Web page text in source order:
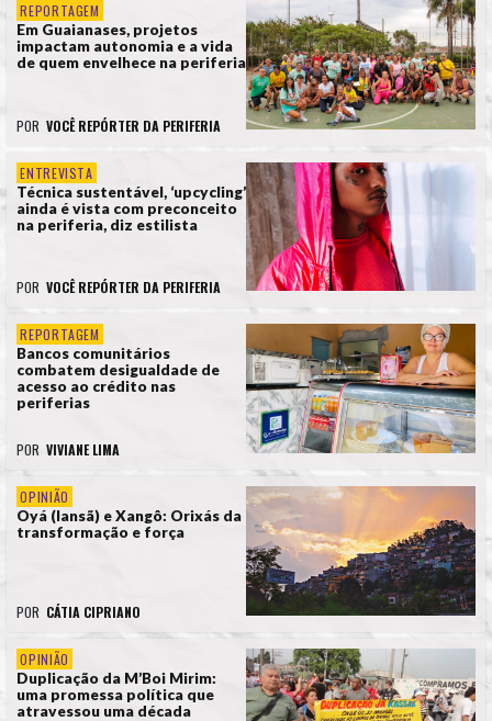
REPORTAGEM
Em Guaianases, projetos
impactam autonomia e a vida
de quem envelhece na periferia
POR VOCÊ REPÓRTER DA PERIFERIA
ENTREVISTA
Técnica sustentável, ‘upcycling’
ainda é vista com preconceito
na periferia, diz estilista
POR VOCÊ REPÓRTER DA PERIFERIA
REPORTAGEM
Bancos comunitários
combatem desigualdade de
acesso ao crédito nas
periferias
POR VIVIANE LIMA
OPINIÃO
Oyá (Iansã) e Xangô: Orixás da
transformação e força
POR CÁTIA CIPRIANO
OPINIÃO
Duplicação da M’Boi Mirim:
uma promessa política que
atravessou uma década